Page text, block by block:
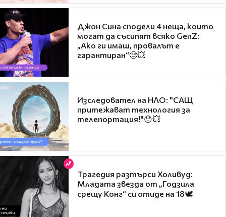
Джон Сина сподели 4 неща, които
могат да съсипят всяко GenZ:
„Ако ги имаш, провалът е
гарантиран“🧐💥
Изследовател на НЛО: "САЩ
притежават технология за
телепортация!"😯💥
Трагедия разтърси Холивуд:
Младата звезда от „Годзила
срещу Конг“ си отиде на 18🕊️